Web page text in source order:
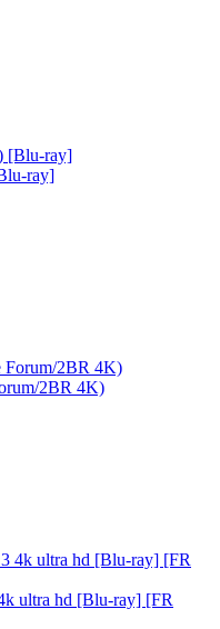
ray]
2BR 4K)
ultra hd [Blu-ray] [FR